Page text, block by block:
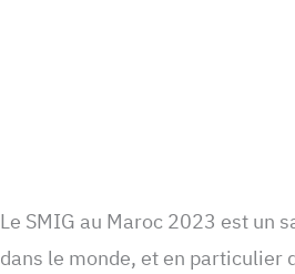
Le SMIG au Maroc 2023 est un
dans le monde, et en particulier